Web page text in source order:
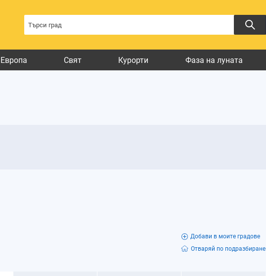
Европа Свят Курорти Фаза на луната
Добави в моите градове
Отваряй по подразбиране